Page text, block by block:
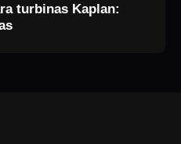
turbinas Kaplan: